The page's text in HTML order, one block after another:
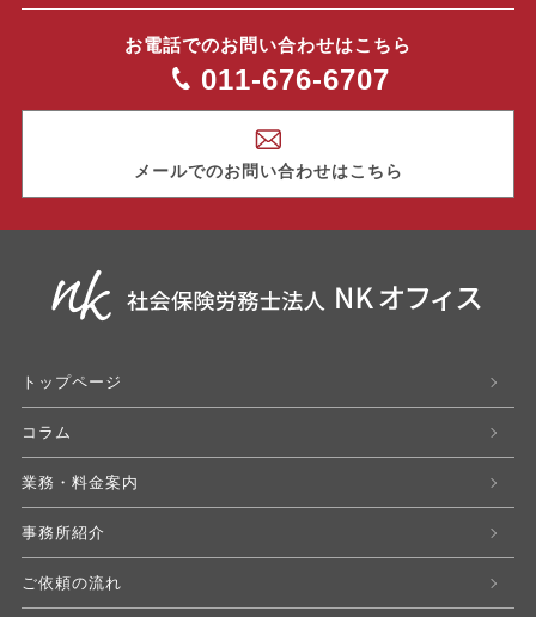
お電話でのお問い合わせはこちら
011-676-6707
メールでのお問い合わせはこちら
トップページ
コラム
業務・料金案内
事務所紹介
ご依頼の流れ